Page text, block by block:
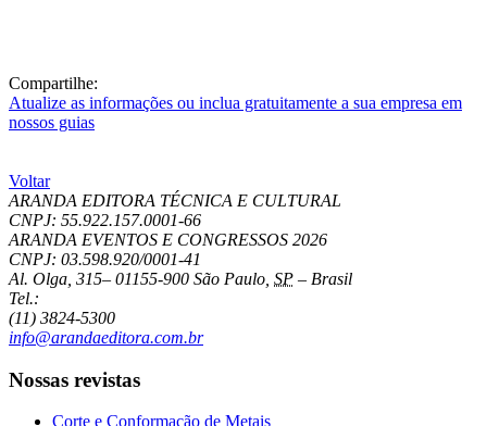
Compartilhe:
Atualize as informações ou inclua gratuitamente a sua empresa em
nossos guias
Voltar
ARANDA EDITORA TÉCNICA E CULTURAL
CNPJ: 55.922.157.0001-66
ARANDA EVENTOS E CONGRESSOS 2026
CNPJ: 03.598.920/0001-41
Al. Olga, 315– 01155-900 São Paulo SP – Brasil
Tel.:
(11) 3824-5300
info@arandaeditora.com.br
Nossas revistas
Corte e Conformação de Metais